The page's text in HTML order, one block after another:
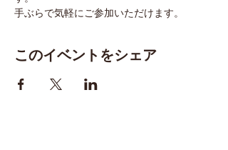
手ぶらで気軽にご参加いただけます。
このイベントをシェア